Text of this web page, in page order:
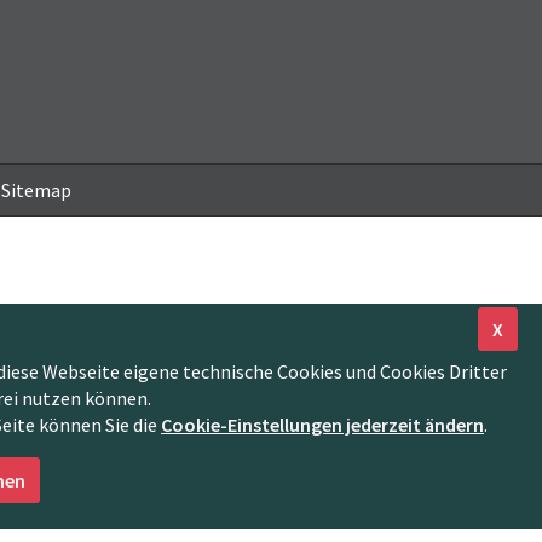
Sitemap
X
Webseite eigene technische Cookies und Cookies Dritter
nutzen können.
können Sie die Cookie-Einstellungen jederzeit ändern.